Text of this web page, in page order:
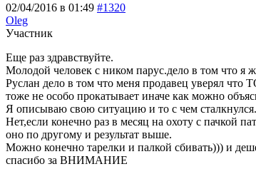
02/04/2016 в 01:49 #1320
Oleg
Участник
Еще раз здравствуйте.
Молодой человек с ником парус.дело в том что я
Руслан дело в том что меня продавец уверял что
тоже не особо прокатывает иначе как можно
Я описываю свою ситуацию и то с чем
Нет,если конечно раз в месяц на охоту с пачкой
оно по другому и результат выше.
Можно конечно тарелки и палкой сбивать))) и
спасибо за ВНИМАНИЕ